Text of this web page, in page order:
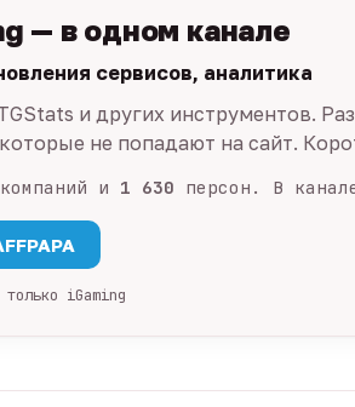
— в одном канале
сервисов, аналитика
и других инструментов.
не попадают на сайт.
компаний и 1 630 персон. В
iGaming